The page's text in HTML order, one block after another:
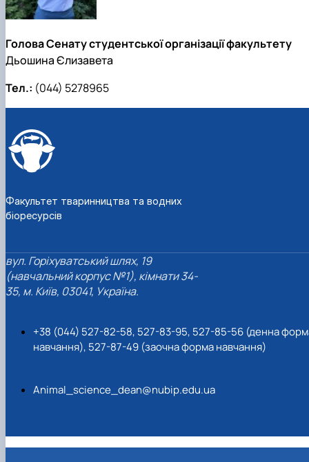
Голова Сенату студентської організації факультету
Дьошина Єлизавета
Тел.: (044) 5278965
Факультет тваринництва та водних
біоресурсів
вул. Горіхуватський шлях, 19
(навчальний корпус №1), кімнати 34-
35, м. Київ, 03041, Україна.
+38 (044) 527-82-58, 527-83-95, 527-85-56 (денна
навчання), 527-87-49 (заочна форма навчання)
Animal_science_dean@nubip.edu.ua